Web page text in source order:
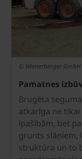
© Wienerberger GmbH
Pamatnes
Bruģēta
atkarīga ne
īpašībām, bet
grunts slāņiem,
struktūra un to